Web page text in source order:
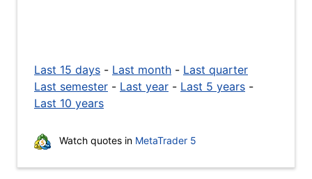
Last 15 days - Last month - Last quarter
Last semester - Last year - Last 5 years -
Last 10 years
Watch quotes in MetaTrader 5